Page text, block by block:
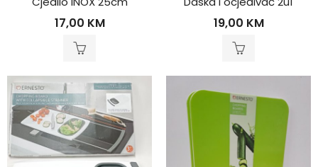
17,00 KM 19,00 KM